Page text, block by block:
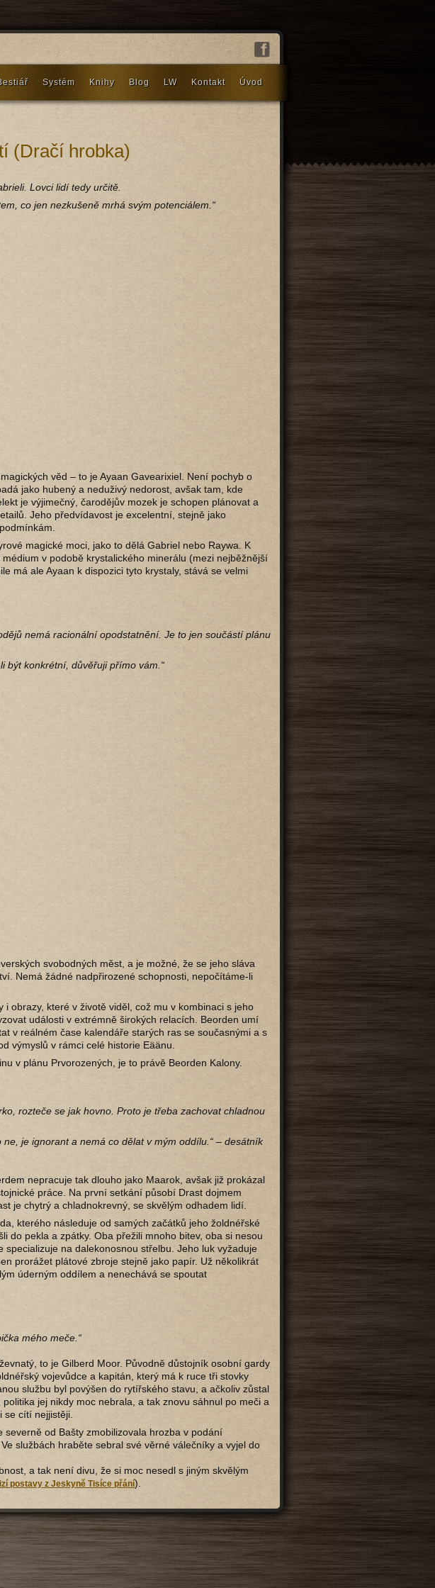
Úvod
Kontakt
LW
Blog
Knihy
Systém
(Dračí hrobka)
Lovci lidí tedy určitě.
co jen nezkušeně mrhá svým potenciálem.“
věd – to je Ayaan Gavearixiel. Není pochyb o
jako hubený a neduživý nedorost, avšak tam, kde
je výjimečný, čarodějův mozek je schopen plánovat a
Jeho předvídavost je excelentní, stejně jako
magické moci, jako to dělá Gabriel nebo Raywa. K
v podobě krystalického minerálu (mezi nejběžnější
má ale Ayaan k dispozici tyto krystaly, stává se velmi
nemá racionální opodstatnění. Je to jen součástí plánu
být konkrétní, důvěřuji přímo vám.“
svobodných měst, a je možné, že se jeho sláva
Nemá žádné nadpřirozené schopnosti, nepočítáme-li
i obrazy, které v životě viděl, což mu v kombinaci s jeho
události v extrémně širokých relacích. Beorden umí
v reálném čase kalendáře starých ras se současnými a s
výmyslů v rámci celé historie Eäänu.
v plánu Prvorozených, je to právě Beorden Kalony.
rozteče se jak hovno. Proto je třeba zachovat chladnou
ne, je ignorant a nemá co dělat v mým oddílu.“ – desátník
nepracuje tak dlouho jako Maarok, avšak již prokázal
práce. Na první setkání působí Drast dojmem
je chytrý a chladnokrevný, se skvělým odhadem lidí.
kterého následuje od samých začátků jeho žoldnéřské
do pekla a zpátky. Oba přežili mnoho bitev, oba si nesou
specializuje na dalekonosnou střelbu. Jeho luk vyžaduje
prorážet plátové zbroje stejně jako papír. Už několikrát
úderným oddílem a nenechává se spoutat
mého meče.“
to je Gilberd Moor. Původně důstojník osobní gardy
vojevůdce a kapitán, který má k ruce tři stovky
službu byl povýšen do rytířského stavu, a ačkoliv zůstal
jej nikdy moc nebrala, a tak znovu sáhnul po meči a
se cítí nejjistěji.
od Bašty zmobilizovala hrozba v podání
službách hraběte sebral své věrné válečníky a vyjel do
a tak není divu, že si moc nesedl s jiným skvělým
postavy z Jeskyně Tisíce přání).